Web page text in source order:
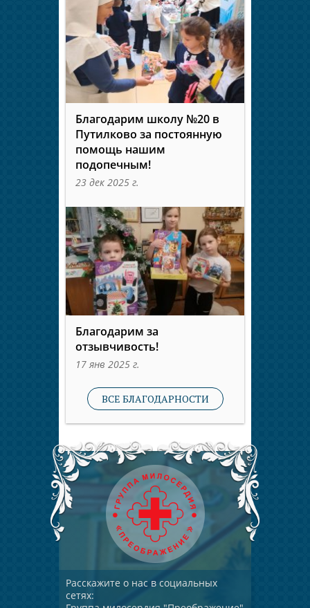
Благодарим школу №20 в
Путилково за постоянную
помощь нашим
подопечным!
23 дек 2025 г.
Благодарим за
отзывчивость!
17 янв 2025 г.
ВСЕ БЛАГОДАРНОСТИ
Расскажите о нас в социальных
сетях: